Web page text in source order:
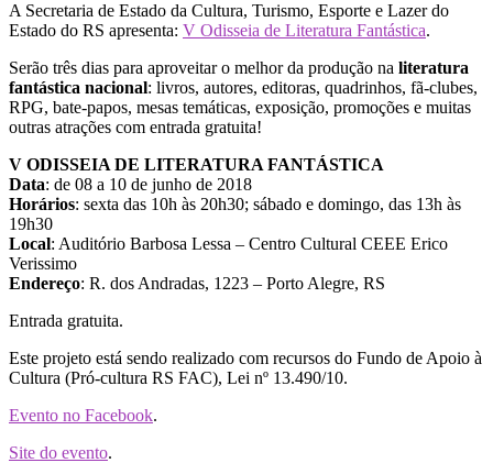
A Secretaria de Estado da Cultura, Turismo, Esporte e Lazer do
Estado do RS apresenta: V Odisseia de Literatura Fantástica.
Serão três dias para aproveitar o melhor da produção na literatura
fantástica nacional: livros, autores, editoras, quadrinhos, fã-clubes,
RPG, bate-papos, mesas temáticas, exposição, promoções e muitas
outras atrações com entrada gratuita!
V ODISSEIA DE LITERATURA FANTÁSTICA
Data: de 08 a 10 de junho de 2018
Horários: sexta das 10h às 20h30; sábado e domingo, das 13h às
19h30
Local: Auditório Barbosa Lessa – Centro Cultural CEEE Erico
Verissimo
Endereço: R. dos Andradas, 1223 – Porto Alegre, RS
Entrada gratuita.
Este projeto está sendo realizado com recursos do Fundo de Apoio à
Cultura (Pró-cultura RS FAC), Lei nº 13.490/10.
Evento no Facebook.
Site do evento.